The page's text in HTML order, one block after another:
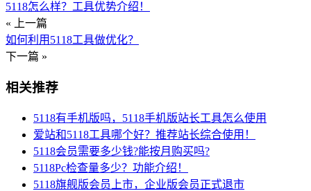
5118怎么样？工具优势介绍！
« 上一篇
如何利用5118工具做优化？
下一篇 »
相关推荐
5118有手机版吗，5118手机版站长工具怎么使用
爱站和5118工具哪个好？推荐站长综合使用！
5118会员需要多少钱?能按月购买吗?
5118Pc检查量多少？功能介绍！
5118旗舰版会员上市，企业版会员正式退市